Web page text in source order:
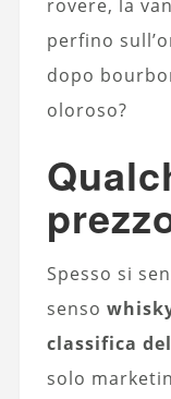
rovere, la
perfino
dopo
oloroso?
Spesso si
senso
classifica
solo